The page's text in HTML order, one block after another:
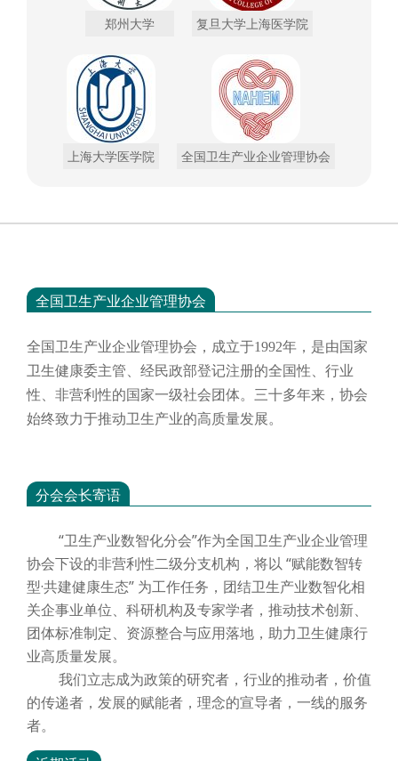
郑州大学 复旦大学上海医学院
上海大学医学院 全国卫生产业企业管理协会
全国卫生产业企业管理协会
全国卫生产业企业管理协会，成立于1992年，是由国家
卫生健康委主管、经民政部登记注册的全国性、行业
性、非营利性的国家一级社会团体。三十多年来，协会
始终致力于推动卫生产业的高质量发展。
分会会长寄语
“卫生产业数智化分会”作为全国卫生产业企业管理
协会下设的非营利性二级分支机构，将以 “赋能数智转
型·共建健康生态” 为工作任务，团结卫生产业数智化相
关企事业单位、科研机构及专家学者，推动技术创新、
团体标准制定、资源整合与应用落地，助力卫生健康行
业高质量发展。
我们立志成为政策的研究者，行业的推动者，价值
的传递者，发展的赋能者，理念的宣导者，一线的服务
者。